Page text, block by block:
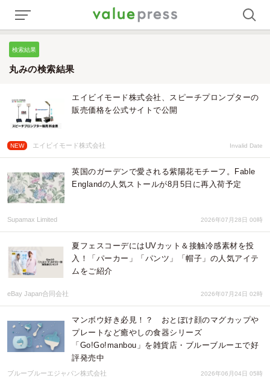
検索結果
丸みの検索結果
エイビイモード株式会社、スピーチプロンプターの
販売価格を公式サイトで公開
NEW エイビイモード株式会社 Invalid Date
英国のガーデンで愛される紫陽花モチーフ。Fable
Englandの人気ストールが8月5日に再入荷予定
Supamax Limited 2026年07月28日 00時
夏フェスコーデにはUVカット＆接触冷感素材を投
入！「パーカー」「パンツ」「帽子」の人気アイテ
ムをご紹介
eBay Japan合同会社 2026年07月24日 02時
マンボウ好き必見！？ おとぼけ顔のマグカップや
プレートなど癒やしの食器シリーズ
「Go!Go!manbou」を雑貨店・ブルーブルーエで好
評発売中
ブルーブルーエジャパン株式会社 2026年06月04日 05時